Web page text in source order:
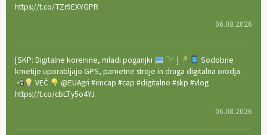
https://t.co/TZr9EXYGPR
06.08.2026
[SKP: Digitalne korenine, mladi poganjki ]
Sodobne
kmetije uporabljajo GPS, pametne stroje in druga digitalna orodja.
VEČ
@EUAgri #imcap #cap #digitalno #skp #vlog
https://t.co/cbLTy5o4YJ
06.08.2026